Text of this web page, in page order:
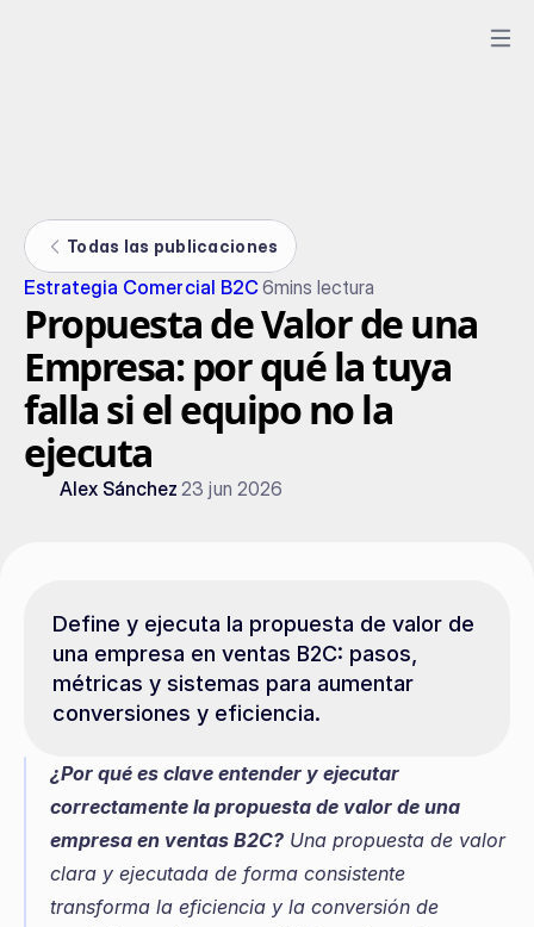
Todas las publicaciones
Estrategia Comercial B2C6mins lectura
Propuesta de Valor de una
Empresa: por qué la tuya
falla si el equipo no la
ejecuta
Alex Sánchez 23 jun 2026
Define y ejecuta la propuesta de valor de
una empresa en ventas B2C: pasos,
métricas y sistemas para aumentar
conversiones y eficiencia.
¿Por qué es clave entender y ejecutar
correctamente la propuesta de valor de una
empresa en ventas B2C? Una propuesta de valor
clara y ejecutada de forma consistente
transforma la eficiencia y la conversión de